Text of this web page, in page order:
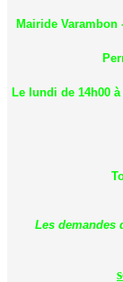
Mairide Varambon
Le lundi de 14h00
Les demandes